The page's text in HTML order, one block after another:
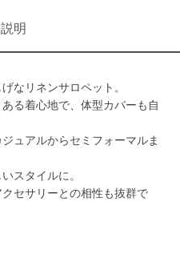
明
なリネンサロペット。
る着心地で、体型カバーも自
ュアルからセミフォーマルま
スタイルに。
セサリーとの相性も抜群で